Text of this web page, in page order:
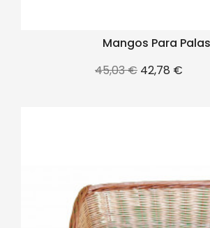
Mangos Para Palas
Precio
45,03 € Precio
42,78 €